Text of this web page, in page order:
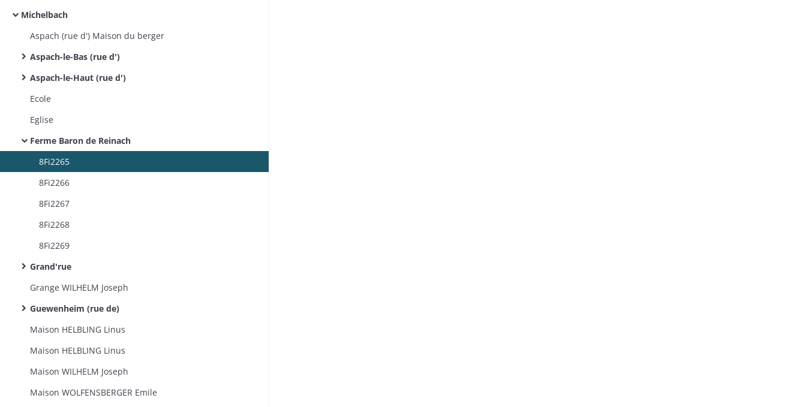
Michelbach
Aspach (rue d') Maison du berger
Aspach-le-Bas (rue d')
Aspach-le-Haut (rue d')
Ecole
Eglise
Ferme Baron de Reinach
8Fi2265
8Fi2266
8Fi2267
8Fi2268
8Fi2269
Grand'rue
Grange WILHELM Joseph
Guewenheim (rue de)
Maison HELBLING Linus
Maison HELBLING Linus
Maison WILHELM Joseph
Maison WOLFENSBERGER Emile